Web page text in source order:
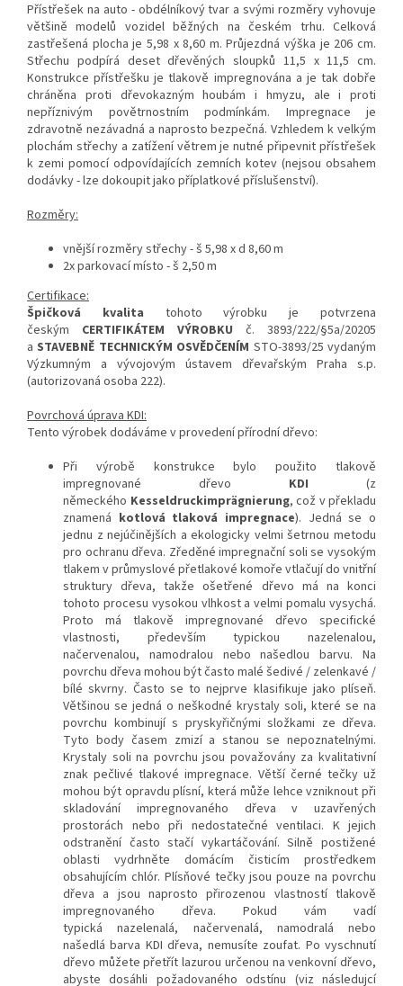
Přístřešek na auto - obdélníkový tvar a svými rozměry vyhovuje
většině modelů vozidel běžných na českém trhu. Celková
zastřešená plocha je 5,98 x 8,60 m. Průjezdná výška je 206 cm.
Střechu podpírá deset dřevěných sloupků 11,5 x 11,5 cm.
Konstrukce přístřešku je tlakově impregnována a je tak dobře
chráněna proti dřevokazným houbám i hmyzu, ale i proti
nepříznivým povětrnostním podmínkám. Impregnace je
zdravotně nezávadná a naprosto bezpečná. Vzhledem k velkým
plochám střechy a zatížení větrem je nutné připevnit přístřešek
k zemi pomocí odpovídajících zemních kotev (nejsou obsahem
dodávky - lze dokoupit jako příplatkové příslušenství).
Rozměry:
vnější rozměry střechy - š 5,98 x d 8,60 m
2x parkovací místo - š 2,50 m
Certifikace:
Špičková kvalita tohoto výrobku je potvrzena
českým CERTIFIKÁTEM VÝROBKU č. 3893/222/§5a/20205
aSTAVEBNĚ TECHNICKÝM OSVĚDČENÍM STO-3893/25 vydaným
Výzkumným a vývojovým ústavem dřevařským Praha s.p.
(autorizovaná osoba 222).
Povrchová úprava KDI:
Tento výrobek dodáváme v provedení přírodní dřevo:
Při výrobě konstrukce bylo použito tlakově
impregnované dřevo KDI (z
německého Kesseldruckimprägnierung, což v překladu
znamená kotlová tlaková impregnace). Jedná se o
jednu z nejúčinějších a ekologicky velmi šetrnou metodu
pro ochranu dřeva. Zředěné impregnační soli se vysokým
tlakem v průmyslové přetlakové komoře vtlačují do vnitřní
struktury dřeva, takže ošetřené dřevo má na konci
tohoto procesu vysokou vlhkost a velmi pomalu vysychá.
Proto má tlakově impregnované dřevo specifické
vlastnosti, především typickou nazelenalou,
načervenalou, namodralou nebo našedlou barvu. Na
povrchu dřeva mohou být často malé šedivé / zelenkavé /
bílé skvrny. Často se to nejprve klasifikuje jako plíseň.
Většinou se jedná o neškodné krystaly soli, které se na
povrchu kombinují s pryskyřičnými složkami ze dřeva.
Tyto body časem zmizí a stanou se nepoznatelnými.
Krystaly soli na povrchu jsou považovány za kvalitativní
znak pečlivé tlakové impregnace. Větší černé tečky už
mohou být opravdu plísní, která může lehce vzniknout při
skladování impregnovaného dřeva v uzavřených
prostorách nebo při nedostatečné ventilaci. K jejich
odstranění často stačí vykartáčování. Silně postižené
oblasti vydrhněte domácím čisticím prostředkem
obsahujícím chlór. Plísňové tečky jsou pouze na povrchu
dřeva a jsou naprosto přirozenou vlastností tlakově
impregnovaného dřeva. Pokud vám vadí
typická nazelenalá, načervenalá, namodralá nebo
našedlá barva KDI dřeva, nemusíte zoufat. Po vyschnutí
dřevo můžete přetřít lazurou určenou na venkovní dřevo,
abyste dosáhli požadovaného odstínu (viz následujcí